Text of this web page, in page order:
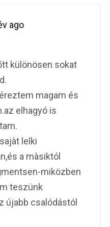
ago
különösen sokat
magam és
elhagyó is
lelki
a màsiktól
miközben
teszünk
újabb csalódástól